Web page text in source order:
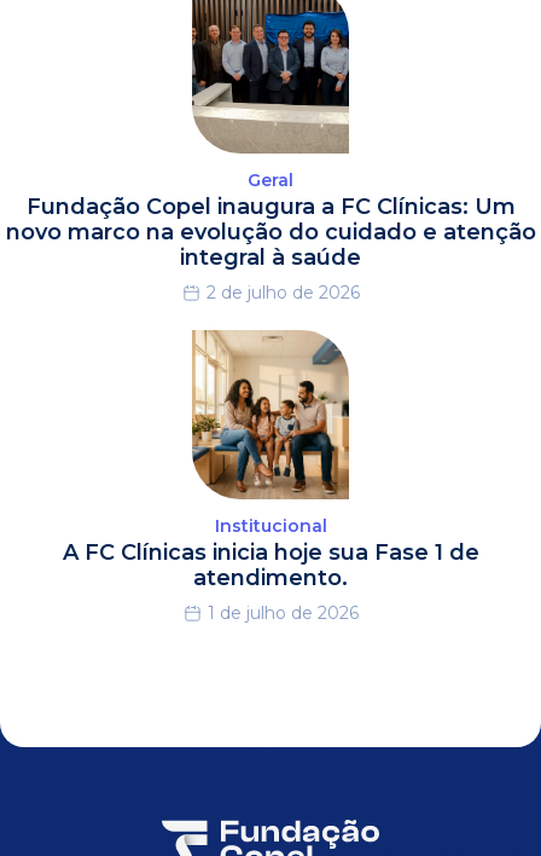
Geral
Fundação Copel inaugura a FC Clínicas: Um
novo marco na evolução do cuidado e atenção
integral à saúde
2 de julho de 2026
Institucional
A FC Clínicas inicia hoje sua Fase 1 de
atendimento.
1 de julho de 2026